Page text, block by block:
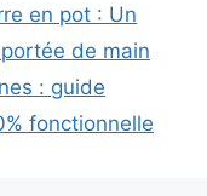
en pot : Un
de main
: guide
fonctionnelle